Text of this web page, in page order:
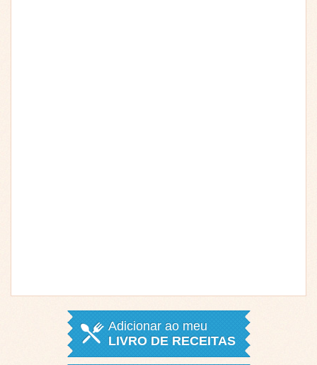
Adicionar ao meu
LIVRO DE RECEITAS